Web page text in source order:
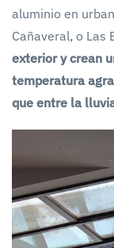
aluminio en
Cañaveral, o Las
exterior y crean
temperatura
que entre la